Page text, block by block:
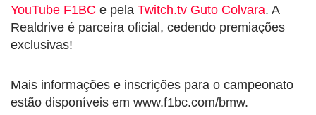
YouTube F1BC e pela Twitch.tv Guto Colvara. A
Realdrive é parceira oficial, cedendo premiações
exclusivas!
Mais informações e inscrições para o campeonato
estão disponíveis em www.f1bc.com/bmw.